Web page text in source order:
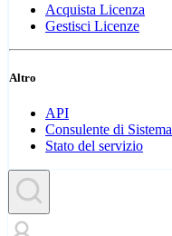
Acquista Licenza
Gestisci Licenze
Altro
API
Consulente di Sistema
Stato del servizio